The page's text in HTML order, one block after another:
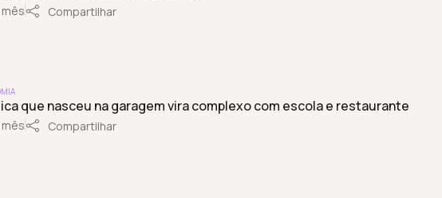
mês Compartilhar
que nasceu na garagem vira complexo com escola e restaurante
mês Compartilhar